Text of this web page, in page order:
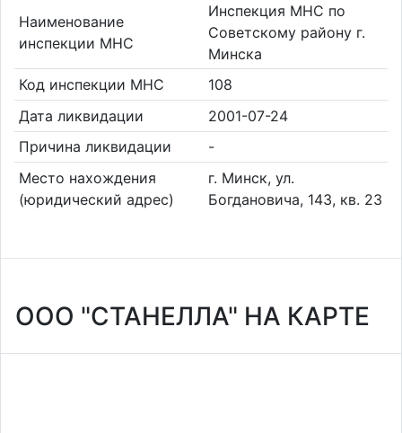
Наименование
инспекции МНС
Инспекция МНС по
Советскому району г.
Минска
Код инспекции МНС
108
Дата ликвидации
2001-07-24
Причина ликвидации
-
Место нахождения
(юридический адрес)
г. Минск, ул.
Богдановича, 143, кв. 23
ООО "СТАНЕЛЛА" НА КАРТЕ